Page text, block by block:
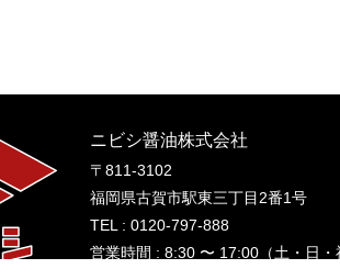
ニビシ醤油株式会社
〒811-3102
福岡県古賀市駅東三丁目2番1号
TEL : 0120-797-888
営業時間 : 8:30 〜 17:00（土・日・